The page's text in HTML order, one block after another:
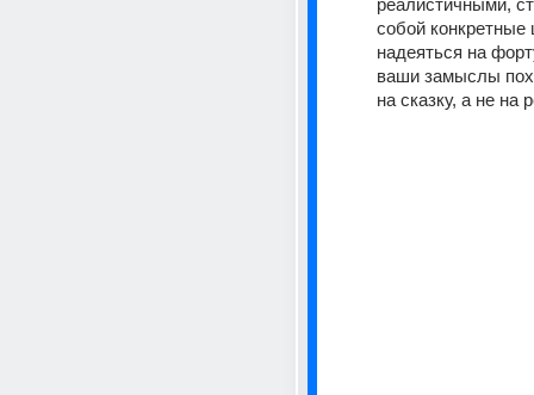
реалистичными,
собой конкретные
надеяться на
ваши замыслы
на сказку, а не на